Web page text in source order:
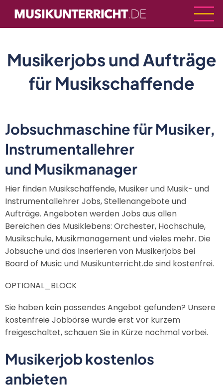
zum
Inhalt
Musikerjobs und Aufträge
für Musikschaffende
Jobsuchmaschine für Musiker,
Instrumentallehrer
und Musikmanager
Hier finden Musikschaffende, Musiker und Musik- und
Instrumentallehrer Jobs, Stellenangebote und
Aufträge. Angeboten werden Jobs aus allen
Bereichen des Musiklebens: Orchester, Hochschule,
Musikschule, Musikmanagement und vieles mehr. Die
Jobsuche und das Inserieren von Musikerjobs bei
Board of Music und Musikunterricht.de sind kostenfrei.
OPTIONAL_BLOCK
Sie haben kein passendes Angebot gefunden? Unsere
kostenfreie Jobbörse wurde erst vor kurzem
freigeschaltet, schauen Sie in Kürze nochmal vorbei.
Musikerjob kostenlos
anbieten